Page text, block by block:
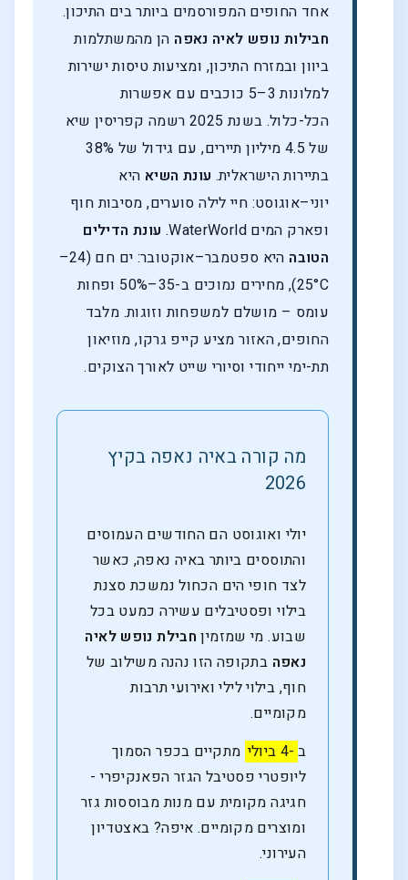
אחד החופים המפורסמים ביותר בים התיכון.
חבילות נופש לאיה נאפה הן מהמשתלמות
ביוון ובמזרח התיכון, ומציעות טיסות ישירות
למלונות 3–5 כוכבים עם אפשרות
הכל-כלול. בשנת 2025 רשמה קפריסין שיא
של 4.5 מיליון תיירים, עם גידול של 38%
בתיירות הישראלית. עונת השיא היא
יוני–אוגוסט: חיי לילה סוערים, מסיבות חוף
ופארק המים WaterWorld.
עונת הדילים
הטובה
היא ספטמבר–אוקטובר: ים חם (24–
25°C), מחירים נמוכים ב-35–50% ופחות
עומס – מושלם למשפחות וזוגות. מלבד
החופים, האזור מציע קייפ גרקו, מוזיאון
תת-ימי ייחודי וסיורי שייט לאורך הצוקים.
מה קורה באיה נאפה בקיץ
2026
יולי ואוגוסט הם החודשים העמוסים
והתוססים ביותר באיה נאפה, כאשר
לצד חופי הים הכחול נמשכת סצנת
בילוי ופסטיבלים עשירה כמעט בכל
שבוע. מי שמזמין חבילת נופש לאיה
נאפה בתקופה הזו נהנה משילוב של
חוף, בילוי לילי ואירועי תרבות
מקומיים.
ב -4 ביולי
מתקיים בכפר הסמוך
ליופטרי פסטיבל הגזר הפאנקיפרי -
חגיגה מקומית עם מנות מבוססות גזר
ומוצרים מקומיים. איפה? באצטדיון
העירוני.